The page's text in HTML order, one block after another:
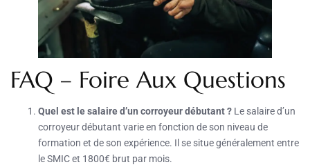
FAQ – Foire Aux Questions
Quel est le salaire d’un corroyeur débutant ? Le salaire d’un
corroyeur débutant varie en fonction de son niveau de
formation et de son expérience. Il se situe généralement entre
le SMIC et 1800€ brut par mois.